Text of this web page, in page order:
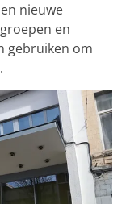
nieuwe
en
gebruiken om